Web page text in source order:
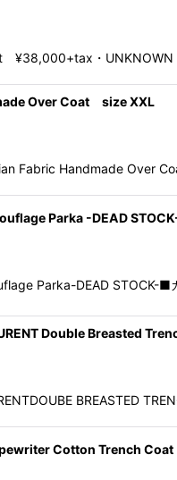
¥38,000+tax・
Over Coat size XXL
Fabric Handmade Over
Parka -DEAD
Parka-DEAD STOCK-
Double Breasted
Cotton Trench